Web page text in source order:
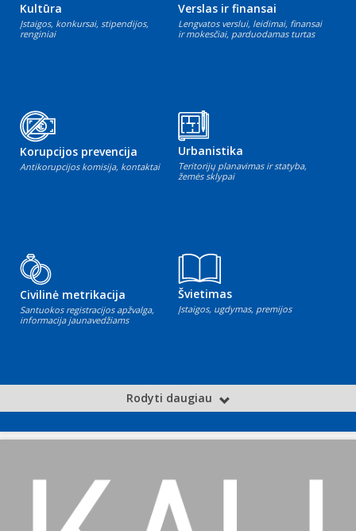
Kultūra
Įstaigos, konkursai, stipendijos,
renginiai
Verslas ir finansai
Lengvatos verslui, leidimai, finansai
ir mokesčiai, parduodamas turtas
Korupcijos prevencija
Antikorupcijos komisija, kontaktai
Urbanistika
Teritorijų planavimas ir statyba,
žemės sklypai
Civilinė metrikacija
Santuokos registracijos apžvalga,
informacija jaunavedžiams
Švietimas
Įstaigos, ugdymas, premijos
Rodyti daugiau